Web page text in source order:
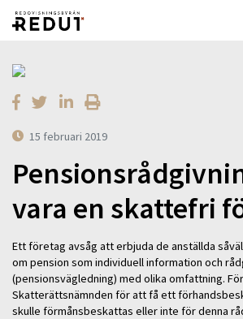
15 februari 2019
vara en skattefri
Ett företag avsåg att erbjuda de anställda
om pension som individuell information och
(pensionsvägledning) med olika omfattning.
Skatterättsnämnden för att få ett
skulle förmånsbeskattas eller inte för denna